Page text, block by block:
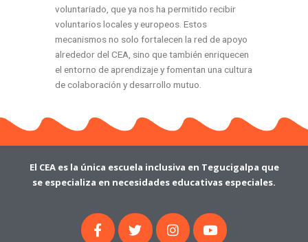
voluntariado, que ya nos ha permitido recibir
voluntarios locales y europeos. Estos
mecanismos no solo fortalecen la red de apoyo
alrededor del CEA, sino que también enriquecen
el entorno de aprendizaje y fomentan una cultura
de colaboración y desarrollo mutuo.
El CEA es la única escuela inclusiva en Tegucigalpa que
se especializa en necesidades educativas especiales.
F
a
T
w
I
n
Y
o